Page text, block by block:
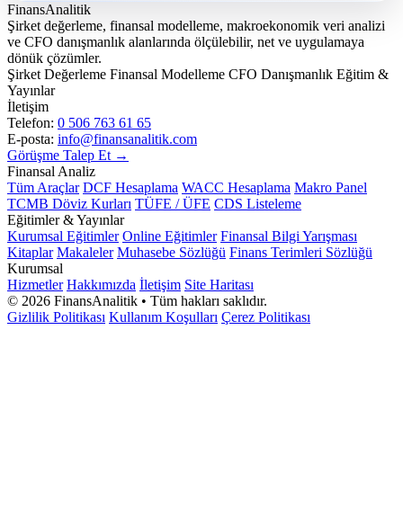
FinansAnalitik
Şirket değerleme, finansal modelleme, makroekonomik veri analizi
ve CFO danışmanlık alanlarında ölçülebilir, net ve uygulamaya
dönük çözümler.
Şirket Değerleme Finansal Modelleme CFO Danışmanlık Eğitim &
Yayınlar
İletişim
Telefon: 0 506 763 61 65
E-posta: info@finansanalitik.com
Görüşme Talep Et →
Finansal Analiz
Tüm Araçlar DCF Hesaplama WACC Hesaplama Makro Panel
TCMB Döviz Kurları TÜFE / ÜFE CDS Listeleme
Eğitimler & Yayınlar
Kurumsal Eğitimler Online Eğitimler Finansal Bilgi Yarışması
Kitaplar Makaleler Muhasebe Sözlüğü Finans Terimleri Sözlüğü
Kurumsal
Hizmetler Hakkımızda İletişim Site Haritası
© 2026 FinansAnalitik • Tüm hakları saklıdır.
Gizlilik Politikası Kullanım Koşulları Çerez Politikası